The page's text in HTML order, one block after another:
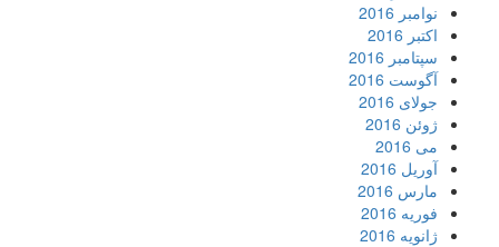
نوامبر 2016
اکتبر 2016
سپتامبر 2016
آگوست 2016
جولای 2016
ژوئن 2016
می 2016
آوریل 2016
مارس 2016
فوریه 2016
ژانویه 2016